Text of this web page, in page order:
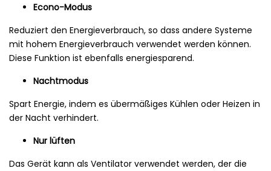
Econo-Modus
Reduziert den Energieverbrauch, so dass andere Systeme
mit hohem Energieverbrauch verwendet werden können.
Diese Funktion ist ebenfalls energiesparend.
Nachtmodus
Spart Energie, indem es übermäßiges Kühlen oder Heizen in
der Nacht verhindert.
Nur lüften
Das Gerät kann als Ventilator verwendet werden, der die